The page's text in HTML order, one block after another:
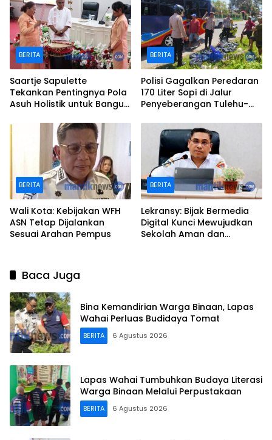
BERITA
Saartje Sapulette
Tekankan Pentingnya Pola
Asuh Holistik untuk Bangun
BERITA
Polisi Gagalkan Peredaran
170 Liter Sopi di Jalur
Penyeberangan Tulehu-
BERITA
Wali Kota: Kebijakan WFH
ASN Tetap Dijalankan
Sesuai Arahan Pempus
BERITA
Lekransy: Bijak Bermedia
Digital Kunci Mewujudkan
Sekolah Aman dan
Baca Juga
Bina Kemandirian Warga Binaan, Lapas
Wahai Perluas Budidaya Tomat
BERITA 6 Agustus 2026
Lapas Wahai Tumbuhkan Budaya Literasi
Warga Binaan Melalui Perpustakaan
BERITA 6 Agustus 2026